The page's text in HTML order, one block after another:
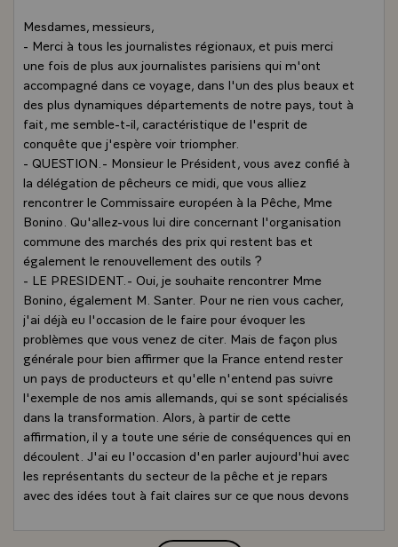
Mesdames, messieurs,
- Merci à tous les journalistes régionaux, et puis merci
une fois de plus aux journalistes parisiens qui m'ont
accompagné dans ce voyage, dans l'un des plus beaux et
des plus dynamiques départements de notre pays, tout à
fait, me semble-t-il, caractéristique de l'esprit de
conquête que j'espère voir triompher.
- QUESTION.- Monsieur le Président, vous avez confié à
la délégation de pêcheurs ce midi, que vous alliez
rencontrer le Commissaire européen à la Pêche, Mme
Bonino. Qu'allez-vous lui dire concernant l'organisation
commune des marchés des prix qui restent bas et
également le renouvellement des outils ?
- LE PRESIDENT.- Oui, je souhaite rencontrer Mme
Bonino, également M. Santer. Pour ne rien vous cacher,
j'ai déjà eu l'occasion de le faire pour évoquer les
problèmes que vous venez de citer. Mais de façon plus
générale pour bien affirmer que la France entend rester
un pays de producteurs et qu'elle n'entend pas suivre
l'exemple de nos amis allemands, qui se sont spécialisés
dans la transformation. Alors, à partir de cette
affirmation, il y a toute une série de conséquences qui en
découlent. J'ai eu l'occasion d'en parler aujourd'hui avec
les représentants du secteur de la pêche et je repars
avec des idées tout à fait claires sur ce que nous devons